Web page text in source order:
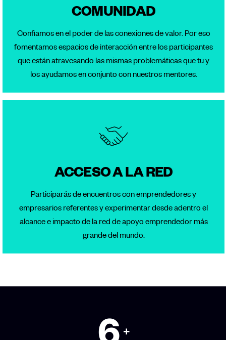
COMUNIDAD
Confiamos en el poder de las conexiones de valor. Por eso
fomentamos espacios de interacción entre los participantes
que están atravesando las mismas problemáticas que tu y
los ayudamos en conjunto con nuestros mentores.
ACCESO A LA RED
Participarás de encuentros con emprendedores y
empresarios referentes y experimentar desde adentro el
alcance e impacto de la red de apoyo emprendedor más
grande del mundo.